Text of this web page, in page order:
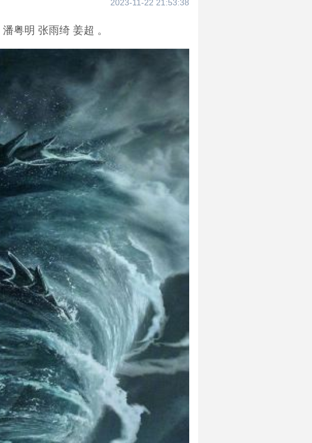
2023-11-22 21:53:38
粤明 张雨绮 姜超 。